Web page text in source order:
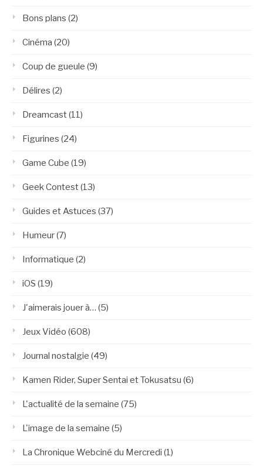
Bons plans (2)
Cinéma (20)
Coup de gueule (9)
Délires (2)
Dreamcast(11)
Figurines (24)
Game Cube (19)
Geek Contest(13)
Guides et Astuces (37)
Humeur(7)
Informatique (2)
iOS (19)
J'aimerais jouer à… (5)
Jeux Vidéo (608)
Journal nostalgie (49)
Kamen Rider, Super Sentai et Tokusatsu (6)
L'actualité de la semaine (75)
L'image de la semaine (5)
La Chronique Webciné du Mercredi (1)